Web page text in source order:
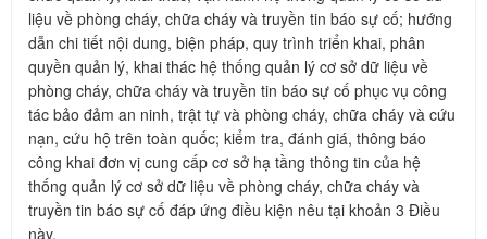
liệu về phòng cháy, chữa cháy và truyền tin báo sự cố; hướng
dẫn chi tiết nội dung, biện pháp, quy trình triển khai, phân
quyền quản lý, khai thác hệ thống quản lý cơ sở dữ liệu về
phòng cháy, chữa cháy và truyền tin báo sự cố phục vụ công
tác bảo đảm an ninh, trật tự và phòng cháy, chữa cháy và cứu
nạn, cứu hộ trên toàn quốc; kiểm tra, đánh giá, thông báo
công khai đơn vị cung cấp cơ sở hạ tầng thông tin của hệ
thống quản lý cơ sở dữ liệu về phòng cháy, chữa cháy và
truyền tin báo sự cố đáp ứng điều kiện nêu tại khoản 3 Điều
này.